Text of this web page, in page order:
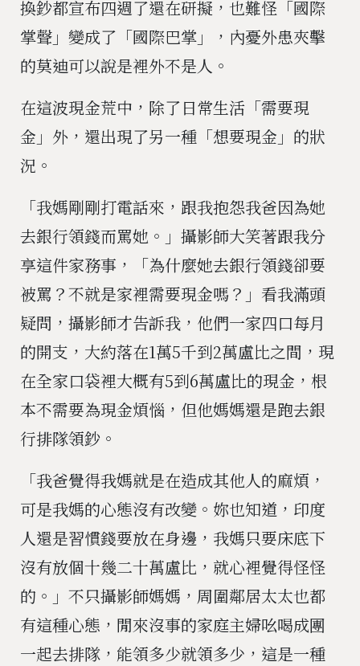
換鈔都宣布四週了還在研擬，也難怪「國際
掌聲」變成了「國際巴掌」，內憂外患夾擊
的莫迪可以說是裡外不是人。
在這波現金荒中，除了日常生活「需要現
金」外，還出現了另一種「想要現金」的狀
況。
「我媽剛剛打電話來，跟我抱怨我爸因為她
去銀行領錢而罵她。」攝影師大笑著跟我分
享這件家務事，「為什麼她去銀行領錢卻要
被罵？不就是家裡需要現金嗎？」看我滿頭
疑問，攝影師才告訴我，他們一家四口每月
的開支，大約落在1萬5千到2萬盧比之間，現
在全家口袋裡大概有5到6萬盧比的現金，根
本不需要為現金煩惱，但他媽媽還是跑去銀
行排隊領鈔。
「我爸覺得我媽就是在造成其他人的麻煩，
可是我媽的心態沒有改變。妳也知道，印度
人還是習慣錢要放在身邊，我媽只要床底下
沒有放個十幾二十萬盧比，就心裡覺得怪怪
的。」不只攝影師媽媽，周圍鄰居太太也都
有這種心態，閒來沒事的家庭主婦吆喝成團
一起去排隊，能領多少就領多少，這是一種